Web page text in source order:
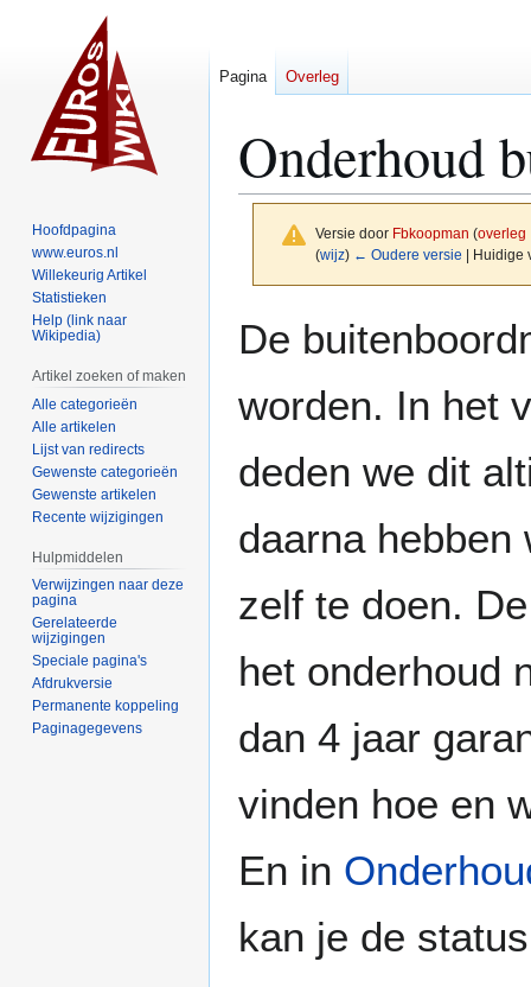
Onderhoud
Versie door Fbkoopman (overleg
(wijz) ← Oudere versie | Huidige
navigatie
zoeken
De
worden. In het
deden we dit
daarna hebben
zelf te doen.
het onderhoud
dan 4 jaar
vinden hoe en
En in
kan je de
Pagina Overleg
Hoofdpagina
www.euros.nl
Willekeurig Artikel
Statistieken
Help (link naar
Wikipedia)
Artikel zoeken of maken
Alle categorieën
Alle artikelen
Lijst van redirects
Gewenste categorieën
Gewenste artikelen
Recente wijzigingen
Hulpmiddelen
Verwijzingen naar deze
pagina
Gerelateerde
wijzigingen
Speciale pagina's
Afdrukversie
Permanente koppeling
Paginagegevens